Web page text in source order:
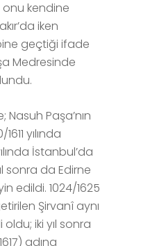
onu kendine
iken
geçtiği ifade
Medresinde
Nasuh Paşa’nın
yılında
İstanbul’da
sonra da Edirne
edildi. 1024/1625
Şirvanî aynı
oldu; iki yıl sonra
adına